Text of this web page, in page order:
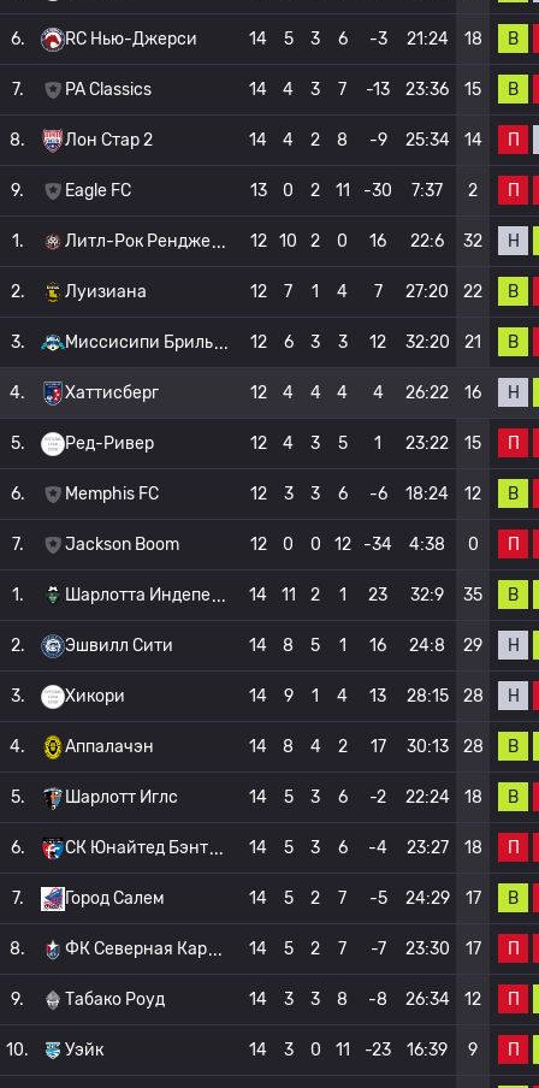
6. RC Нью-Джерси 14 5 3 6 -3 21:24 18 В
7. PA Classics 14 4 3 7 -13 23:36 15 В
8. Лон Стар 2 14 4 2 8 -9 25:34 14 П
9. Eagle FC 13 0 2 11 -30 7:37 2 П
1. Литл-Рок Рендже 12 10 2 0 16 22:6 32 Н
2. Луизиана 12 7 1 4 7 27:20 22 В
3. Миссисипи Бриль 12 6 3 3 12 32:20 21 В
4. Хаттисберг 12 4 4 4 4 26:22 16 Н
5. Ред-Ривер 12 4 3 5 1 23:22 15 П
6. Memphis FC 12 3 3 6 -6 18:24 12 В
7. Jackson Boom 12 0 0 12 -34 4:38 0 П
1. Шарлотта Индепе 14 11 2 1 23 32:9 35 В
2. Эшвилл Сити 14 8 5 1 16 24:8 29 Н
3. Хикори 14 9 1 4 13 28:15 28 Н
4. Аппалачэн 14 8 4 2 17 30:13 28 В
5. Шарлотт Иглс 14 5 3 6 -2 22:24 18 В
6. СК Юнайтед Бэнт 14 5 3 6 -4 23:27 18 П
7. Город Салем 14 5 2 7 -5 24:29 17 В
8. ФК Северная Кар 14 5 2 7 -7 23:30 17 П
9. Табако Роуд 14 3 3 8 -8 26:34 12 П
10. Уэйк 14 3 0 11 -23 16:39 9 П